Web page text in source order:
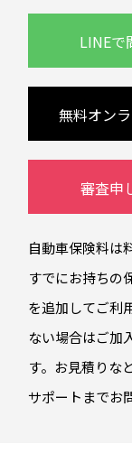
LINEで
無料オン
審査申
自動車保険料は
すでにお持ちの
を追加してご利
ない場合はご加
す。お見積りな
サポートまでお